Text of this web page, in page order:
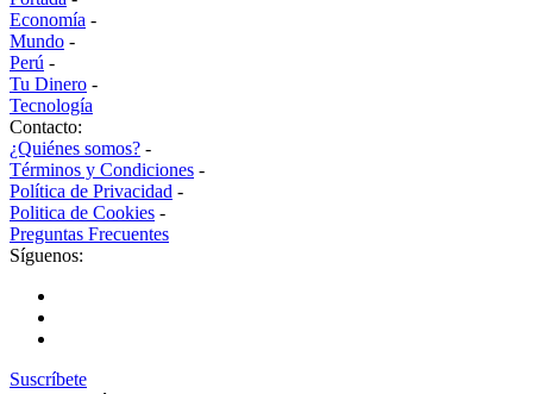
Economía -
Mundo -
Perú -
Tu Dinero -
Tecnología
Contacto:
¿Quiénes somos? -
Términos y Condiciones -
Política de Privacidad -
Politica de Cookies -
Preguntas Frecuentes
Síguenos:
Suscríbete